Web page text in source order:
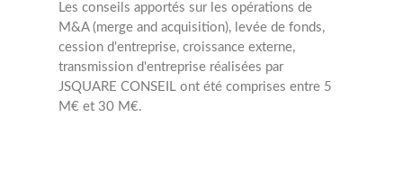
Les conseils apportés sur les opérations de
M&A (merge and acquisition), levée de fonds,
cession d'entreprise, croissance externe,
transmission d'entreprise réalisées par
JSQUARE CONSEIL ont été comprises entre 5
M€ et 30 M€.